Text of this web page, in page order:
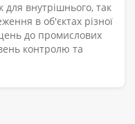
для внутрішнього, так
в об'єктах різної
до промислових
контролю та